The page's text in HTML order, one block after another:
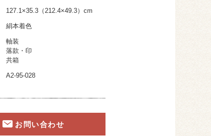
127.1×35.3（212.4×49.3）cm
絹本着色
軸装
落款・印
共箱
A2-95-028
お問い合わせ